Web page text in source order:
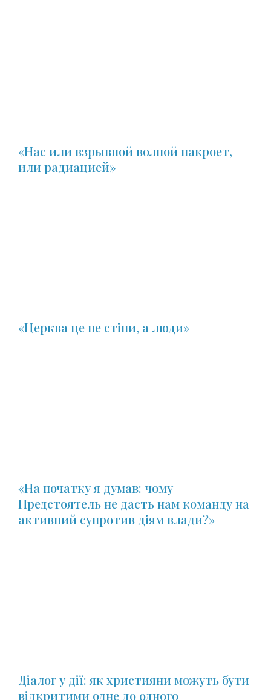
«Нас или взрывной волной накроет,
или радиацией»
«Церква це не стіни, а люди»
«На початку я думав: чому
Предстоятель не дасть нам команду на
активний супротив діям влади?»
Діалог у дії: як християни можуть бути
відкритими одне до одного